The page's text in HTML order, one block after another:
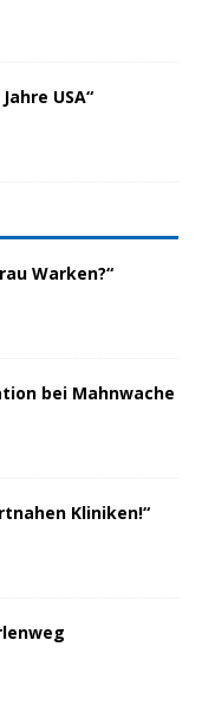
USA“
Warken?“
bei Mahnwache
Kliniken!“